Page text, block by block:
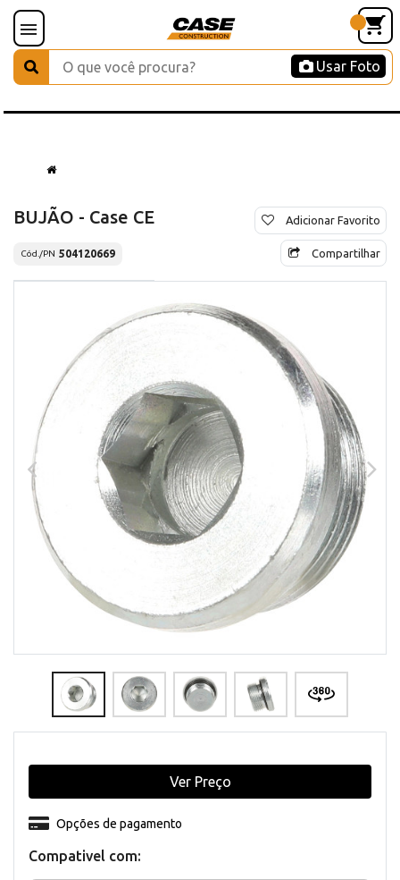
Usar Foto
BUJÃO - Case CE
Cód./PN 504120669
Adicionar Favorito
Compartilhar
Compativel com:
Opções de pagamento
Ver Preço